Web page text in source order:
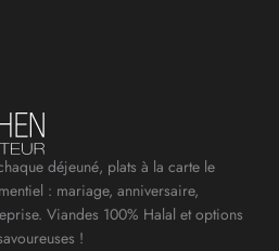
déjeuné, plats à la carte le
: mariage, anniversaire,
Viandes 100% Halal et options
!